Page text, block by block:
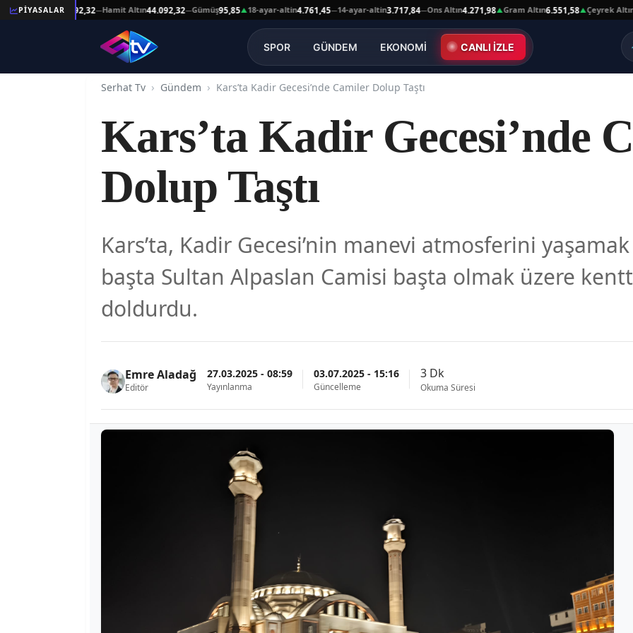
PİYASALAR
Altın44.092,32 —Hamit Altın44.092,32—Gümüş95,85▲18-ayar-altin4.761,45—14-ayar-altin3.717,84—Ons Altın4.271,98▲Gram Altın6.551,58▲Çeyrek Altın
SPOR GÜNDEM EKONOMİ CANLI İZLE
Serhat Tv Gündem Kars’ta Kadir Gecesi’nde Camiler Dolup Taştı
Kars’ta Kadir Gecesi’nde
Dolup Taştı
Kars’ta, Kadir Gecesi’nin manevi atmosferini
başta Sultan Alpaslan Camisi başta olmak üzere
doldurdu.
Emre Aladağ
Editör
27.03.2025 - 08:59
Yayınlanma
03.07.2025 - 15:16
Güncelleme
3 Dk
Okuma Süresi